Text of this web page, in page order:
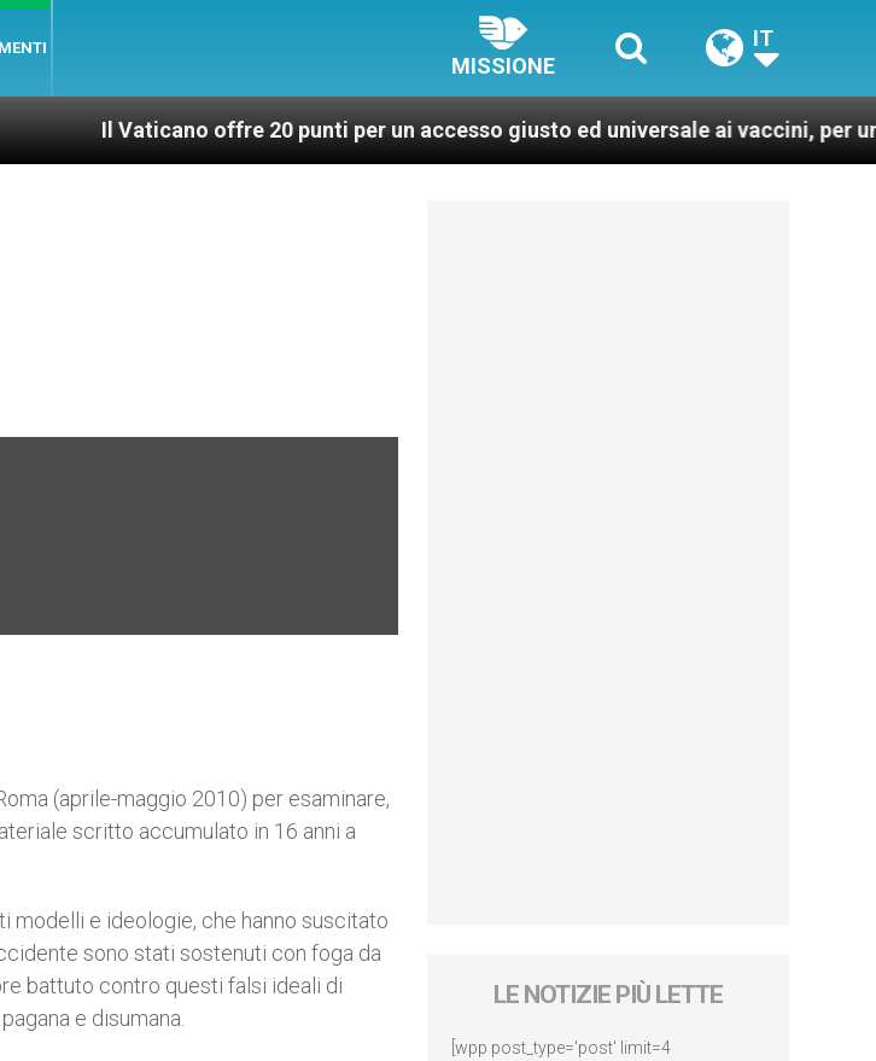
MISSIONE
IT
Il Vaticano offre 20 punti per un accesso giusto ed universale ai vaccini, per un mondo
(aprile-maggio 2010) per esaminare,
scritto accumulato in 16 anni a
modelli e ideologie, che hanno suscitato
sono stati sostenuti con foga da
battuto contro questi falsi ideali di
e disumana.
LE NOTIZIE PIÙ LETTE
[wpp post_type='post' limit=4